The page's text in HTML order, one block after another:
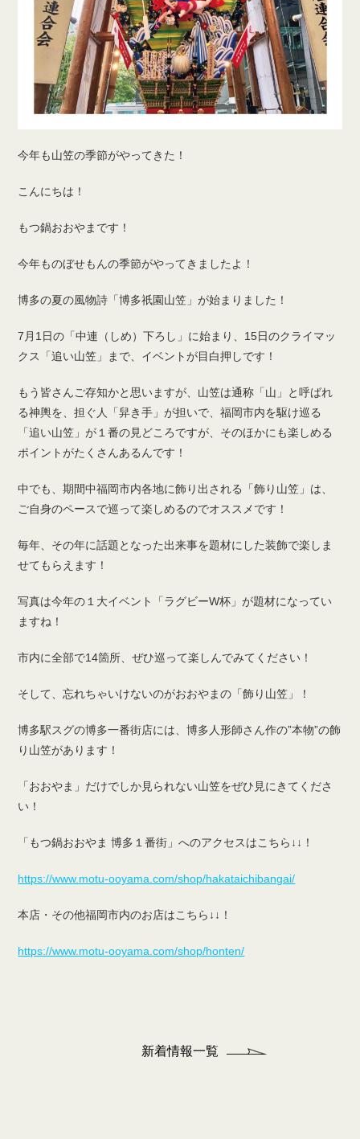
今年も山笠の季節がやってきた！
こんにちは！
もつ鍋おおやまです！
今年ものぼせもんの季節がやってきましたよ！
博多の夏の風物詩「博多祇園山笠」が始まりました！
7月1日の「中連（しめ）下ろし」に始まり、15日のクライマッ
クス「追い山笠」まで、イベントが目白押しです！
もう皆さんご存知かと思いますが、山笠は通称「山」と呼ばれ
る神輿を、担ぐ人「舁き手」が担いで、福岡市内を駆け巡る
「追い山笠」が１番の見どころですが、そのほかにも楽しめる
ポイントがたくさんあるんです！
中でも、期間中福岡市内各地に飾り出される「飾り山笠」は、
ご自身のペースで巡って楽しめるのでオススメです！
毎年、その年に話題となった出来事を題材にした装飾で楽しま
せてもらえます！
写真は今年の１大イベント「ラグビーW杯」が題材になってい
ますね！
市内に全部で14箇所、ぜひ巡って楽しんでみてください！
そして、忘れちゃいけないのがおおやまの「飾り山笠」！
博多駅スグの博多一番街店には、博多人形師さん作の”本物”の飾
り山笠があります！
「おおやま」だけでしか見られない山笠をぜひ見にきてくださ
い！
「もつ鍋おおやま 博多１番街」へのアクセスはこちら↓↓！
https://www.motu-ooyama.com/shop/hakataichibangai/
本店・その他福岡市内のお店はこちら↓↓！
https://www.motu-ooyama.com/shop/honten/
新着情報一覧